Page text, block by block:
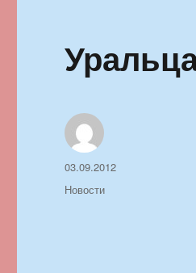
Автор
Опубликовано
03.09.2012
Рубрики
Новости